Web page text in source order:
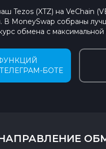
Tezos (XTZ) на VeChain
В MoneySwap собраны
обмена с
БОТЕ